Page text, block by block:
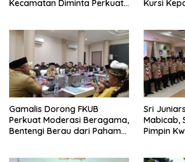
Kecamatan Diminta Perkuat
Kursi
Gamalis Dorong FKUB
Perkuat Moderasi Beragama,
Bentengi Berau dari Paham
Sri
Mabicab,
Pimpin